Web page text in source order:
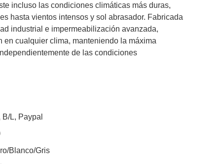
incluso las condiciones climáticas más duras,
hasta vientos intensos y sol abrasador. Fabricada
industrial e impermeabilización avanzada,
en cualquier clima, manteniendo la máxima
de las condiciones
L, Paypal
Blanco/Gris